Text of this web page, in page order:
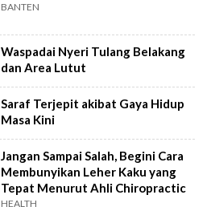
BANTEN
Waspadai Nyeri Tulang Belakang
dan Area Lutut
Saraf Terjepit akibat Gaya Hidup
Masa Kini
Jangan Sampai Salah, Begini Cara
Membunyikan Leher Kaku yang
Tepat Menurut Ahli Chiropractic
HEALTH